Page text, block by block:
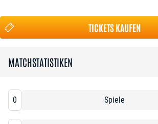
TICKETS KAUFEN
MATCHSTATISTIKEN
0 Spiele